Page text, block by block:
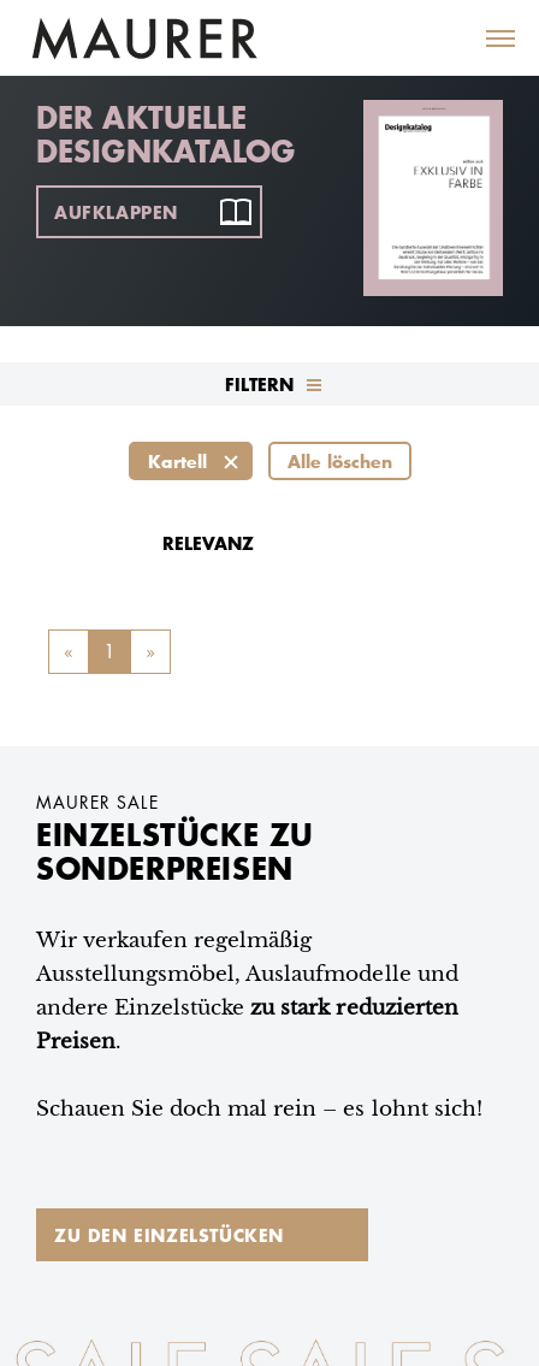
DER AKTUELLE
DESIGNKATALOG
AUFKLAPPEN
FILTERN
Kartell Alle löschen
RELEVANZ
« Previous
1 »
MAURER SALE
EINZELSTÜCKE ZU
SONDERPREISEN
Wir verkaufen regelmäßig
Ausstellungsmöbel, Auslaufmodelle und
andere Einzelstücke zu stark reduzierten
Preisen.
Schauen Sie doch mal rein – es lohnt sich!
ZU DEN EINZELSTÜCKEN